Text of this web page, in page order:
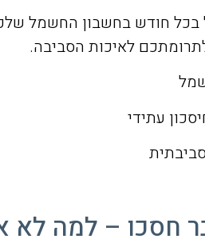
בכל חודש בחשבון החשמל
לאיכות הסביבה.
עתידי
חסכו – למה לא